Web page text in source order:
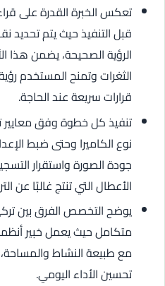
تعكس الخبرة القدرة على
قبل التنفيذ حيث يتم تحديد
الرؤية الصحيحة، يضمن هذا
الثغرات وتمنح المستخدم
قرارات سريعة عند الحاجة.
تنفيذ كل خطوة وفق معايير
نوع الكاميرا وحتى ضبط
جودة الصورة واستقرار
الأعطال التي تنتج غالبًا عن
يوضح التخصص الفرق بين
متكامل حيث يعمل خبير
مع طبيعة النشاط
تحسين الأداء اليومي.